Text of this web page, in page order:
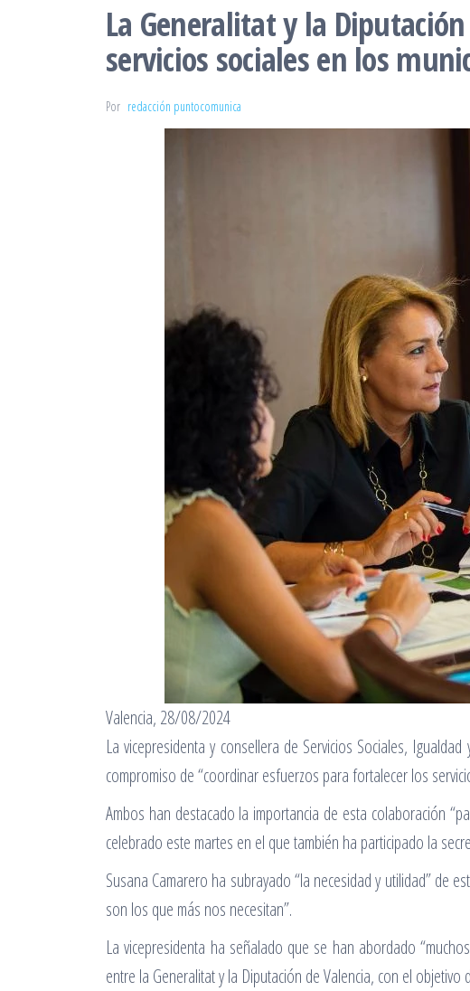
La Generalitat y la
servicios sociales en los
Por redacción puntocomunica
Valencia, 28/08/2024
La vicepresidenta y consellera de Servicios Sociales,
compromiso de “coordinar esfuerzos para fortalecer los
Ambos han destacado la importancia de esta colaboración
celebrado este martes en el que también ha participado la
Susana Camarero ha subrayado “la necesidad y utilidad” de
son los que más nos necesitan”.
La vicepresidenta ha señalado que se han abordado
entre la Generalitat y la Diputación de Valencia, con el